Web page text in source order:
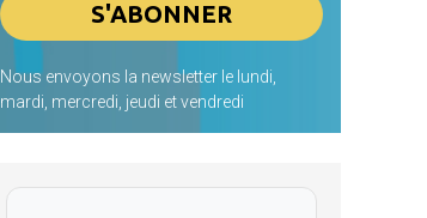
Nous envoyons la newsletter le lundi,
mardi, mercredi, jeudi et vendredi